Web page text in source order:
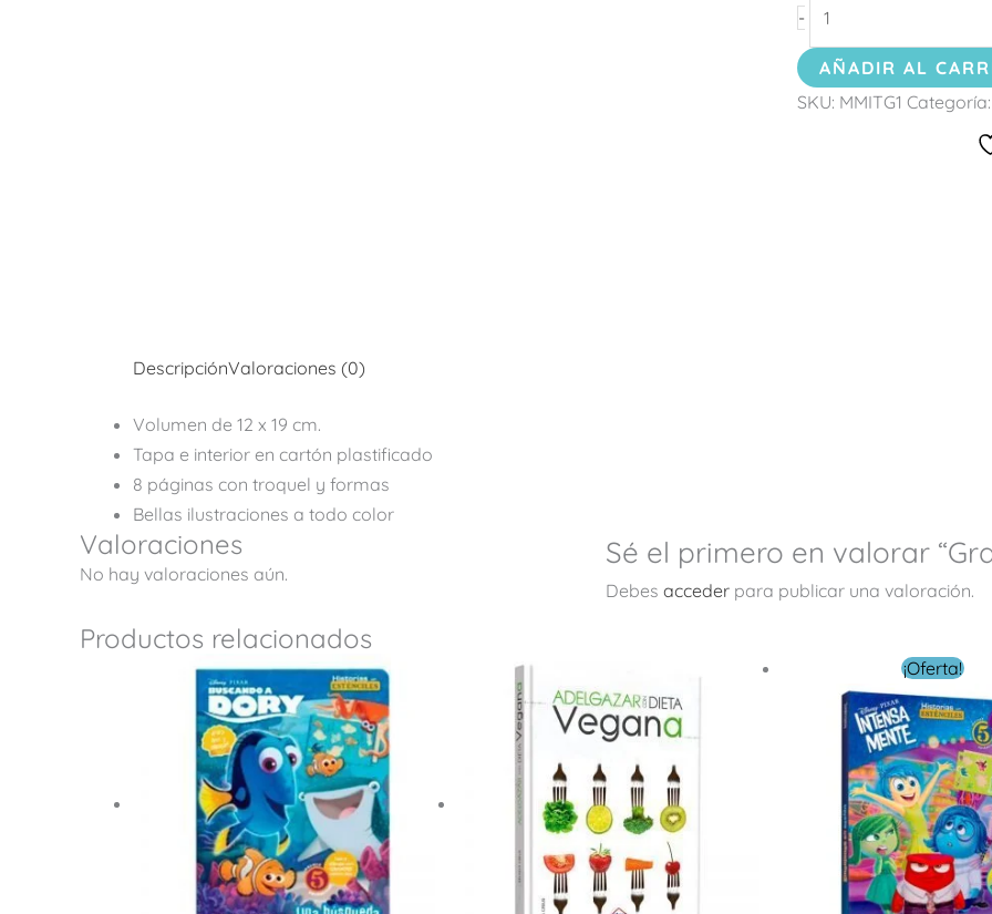
-
AÑADIR AL
SKU: MMITG1 Categoría:
DescripciónValoraciones (0)
Volumen de 12 x 19 cm.
Tapa e interior en cartón plastificado
8 páginas con troquel y formas
Bellas ilustraciones a todo color
Valoraciones
No hay valoraciones aún.
Sé el primero en valorar
Debes acceder para publicar una valoración.
Productos relacionados
¡Oferta!
precio
original
era:
$ 199.00.
El
precio
actual
es:
$